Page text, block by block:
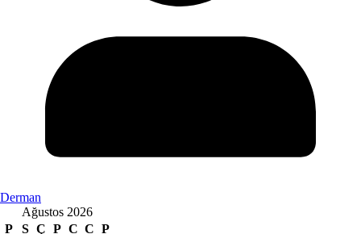
Derman
Ağustos 2026
P
S Ç P C C P